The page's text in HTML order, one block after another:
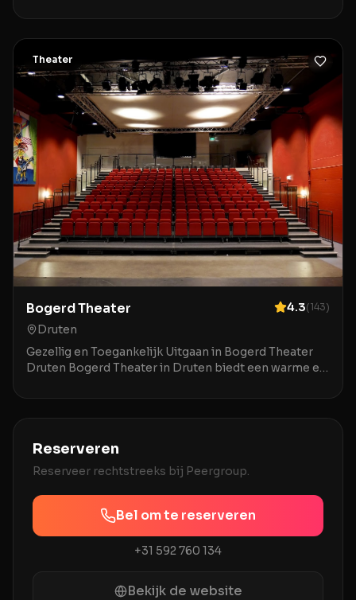
Theater
Bogerd Theater 4.3(143)
Druten
Gezellig en Toegankelijk Uitgaan in Bogerd Theater
Druten Bogerd Theater in Druten biedt een warme en
Reserveren
Reserveer rechtstreeks bij Peergroup.
Bel om te reserveren
+31 592 760 134
Bekijk de website